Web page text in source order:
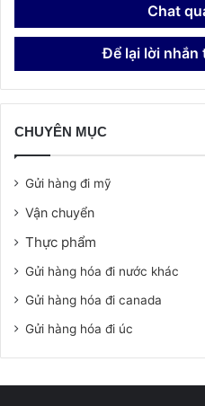
Chat
Để lại lời nhắn
CHUYÊN MỤC
Gửi hàng đi mỹ
Vận chuyển
Thực phẩm
Gửi hàng hóa đi nước khác
Gửi hàng hóa đi canada
Gửi hàng hóa đi úc